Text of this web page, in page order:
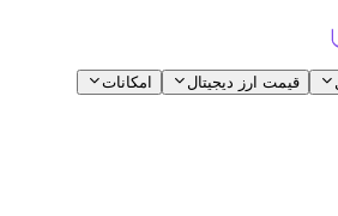
قیمت ارز دیجیتال
امکانات